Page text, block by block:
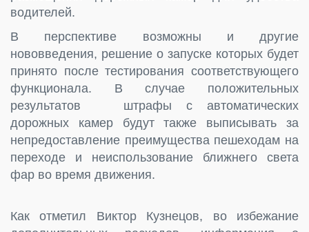
водителей.
В перспективе возможны и другие
нововведения, решение о запуске которых будет
принято после тестирования соответствующего
функционала. В случае положительных
результатов штрафы с автоматических
дорожных камер будут также выписывать за
непредоставление преимущества пешеходам на
переходе и неиспользование ближнего света
фар во время движения.
Как отметил Виктор Кузнецов, во избежание